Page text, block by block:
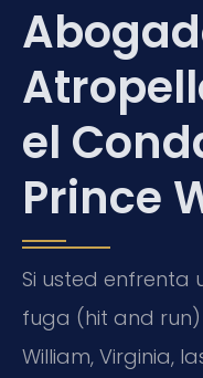
el
Prince
Si usted
fuga (hit and
William, Virginia,